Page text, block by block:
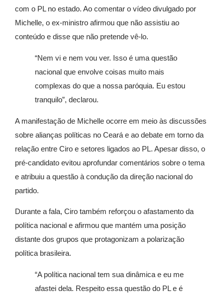
com o PL no estado. Ao comentar o vídeo divulgado por
Michelle, o ex-ministro afirmou que não assistiu ao
conteúdo e disse que não pretende vê-lo.
“Nem vi e nem vou ver. Isso é uma questão
nacional que envolve coisas muito mais
complexas do que a nossa paróquia. Eu estou
tranquilo”, declarou.
A manifestação de Michelle ocorre em meio às discussões
sobre alianças políticas no Ceará e ao debate em torno da
relação entre Ciro e setores ligados ao PL. Apesar disso, o
pré-candidato evitou aprofundar comentários sobre o tema
e atribuiu a questão à condução da direção nacional do
partido.
Durante a fala, Ciro também reforçou o afastamento da
política nacional e afirmou que mantém uma posição
distante dos grupos que protagonizam a polarização
política brasileira.
“A política nacional tem sua dinâmica e eu me
afastei dela. Respeito essa questão do PL e é